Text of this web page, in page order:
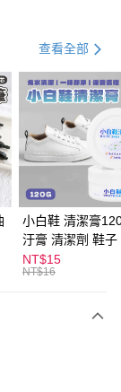
查看全部
小白鞋 清潔膏
汙膏 清潔劑 鞋子
漬 白皮鞋 鞋油
NT$15
NT$16